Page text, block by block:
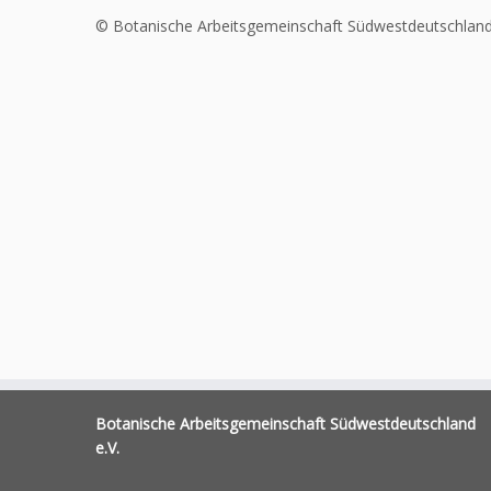
© Botanische Arbeitsgemeinschaft
Botanische Arbeitsgemeinschaft Südwestdeutschland
e.V.